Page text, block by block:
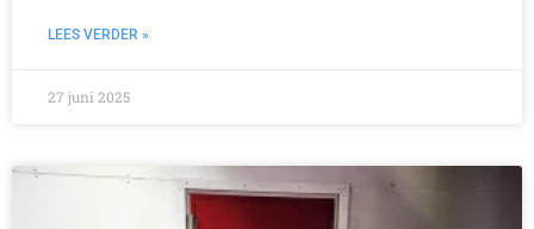
LEES VERDER »
27 juni 2025